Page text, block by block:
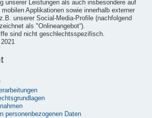
unserer Leistungen als auch insbesondere auf
Applikationen sowie innerhalb externer
unserer Social-Media-Profile (nachfolgend
als "Onlineangebot“).
sind nicht geschlechtsspezifisch.
personenbezogenen Daten